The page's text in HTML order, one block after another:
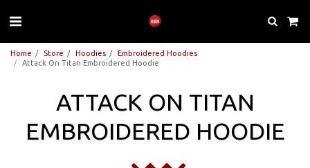
Home Store Hoodies
Embroidered Hoodies
Attack On Titan Embroidered Hoodie
ATTACK ON TITAN
EMBROIDERED HOODIE